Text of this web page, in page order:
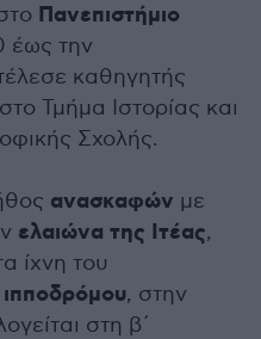
Πανεπιστήμιο
έως την
καθηγητής
Τμήμα Ιστορίας και
Σχολής.
ανασκαφών με
ελαιώνα της Ιτέας,
ίχνη του
, στην
στη β΄